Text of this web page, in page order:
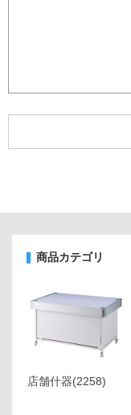
商品カテゴリ
店舗什器(2258)